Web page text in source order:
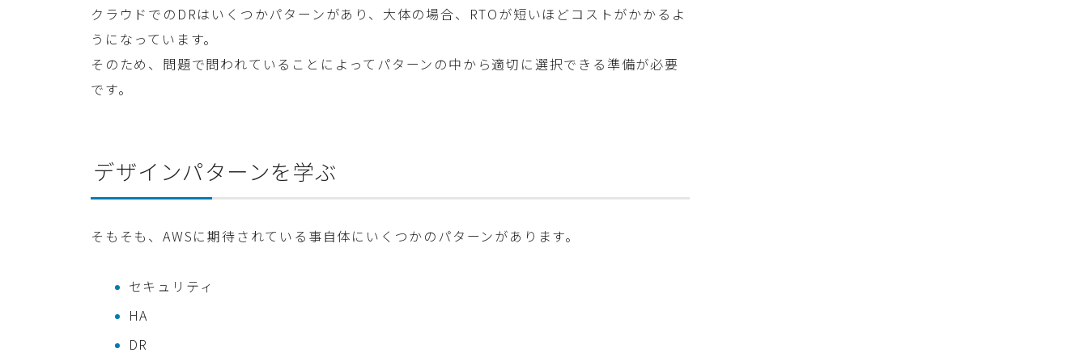
クラウドでのDRはいくつかパターンがあり、大体の場合、RTOが短いほどコストがかかるよ
うになっています。
そのため、問題で問われていることによってパターンの中から適切に選択できる準備が必要
です。
デザインパターンを学ぶ
そもそも、AWSに期待されている事自体にいくつかのパターンがあります。
セキュリティ
HA
DR